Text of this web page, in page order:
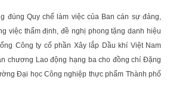
đúng Quy chế làm việc của Ban cán sự đảng,
việc thẩm định, đề nghị phong tặng danh hiệu
Công ty cổ phần Xây lắp Dầu khí Việt Nam
chương Lao động hạng ba cho đồng chí Đặng
Đại học Công nghiệp thực phẩm Thành phố